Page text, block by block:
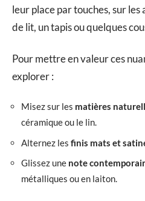
leur place par touches, sur
de lit, un tapis ou quelques
Pour mettre en valeur ces
explorer :
Misez sur les matières
céramique ou le lin.
Alternez les finis mats et
Glissez une note
métalliques ou en laiton.